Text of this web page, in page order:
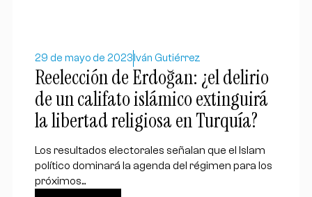
29 de mayo de 2023 Iván Gutiérrez
Reelección de Erdoğan: ¿el delirio
de un califato islámico extinguirá
la libertad religiosa en Turquía?
Los resultados electorales señalan que el Islam
político dominará la agenda del régimen para los
próximos...